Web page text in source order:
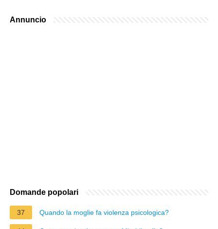
Annuncio
Domande popolari
37 Quando la moglie fa violenza psicologica?